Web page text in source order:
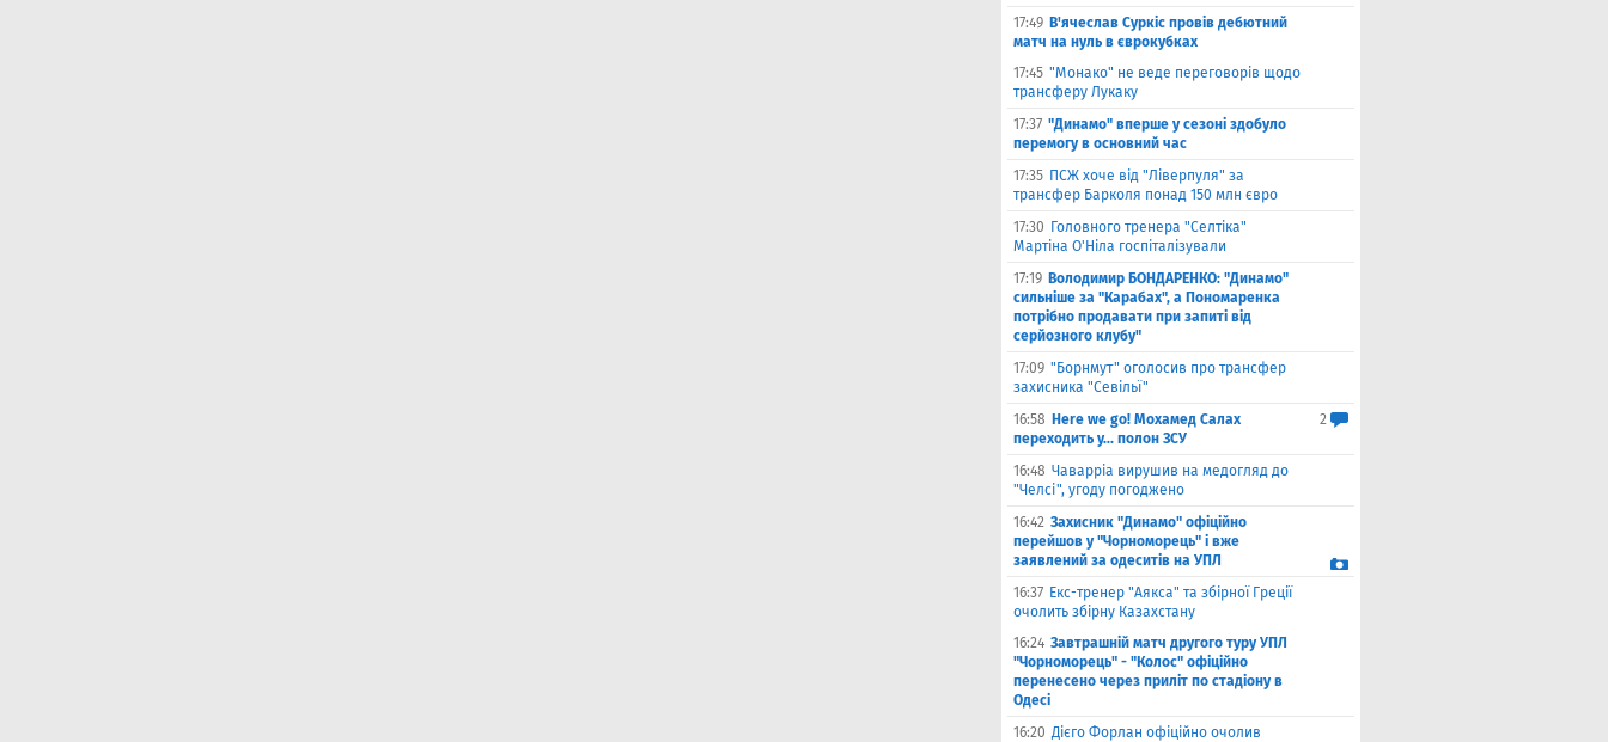
17:49 В'ячеслав Суркіс провів дебютний
матч на нуль в єврокубках
17:45 "Монако" не веде переговорів щодо
трансферу Лукаку
17:37 "Динамо" вперше у сезоні здобуло
перемогу в основний час
17:35 ПСЖ хоче від "Ліверпуля" за
трансфер Барколя понад 150 млн євро
17:30 Головного тренера "Селтіка"
Мартіна О'Ніла госпіталізували
17:19 Володимир БОНДАРЕНКО: "Динамо"
сильніше за "Карабах", а Пономаренка
потрібно продавати при запиті від
серйозного клубу"
17:09 "Борнмут" оголосив про трансфер
захисника "Севільї"
16:58 Here we go! Мохамед Салах
переходить у... полон ЗСУ
2
16:48 Чаварріа вирушив на медогляд до
"Челсі", угоду погоджено
16:42 Захисник "Динамо" офіційно
перейшов у "Чорноморець" і вже
заявлений за одеситів на УПЛ
16:37 Екс-тренер "Аякса" та збірної Греції
очолить збірну Казахстану
16:24 Завтрашній матч другого туру УПЛ
"Чорноморець" - "Колос" офіційно
перенесено через приліт по стадіону в
Одесі
16:20 Дієго Форлан офіційно очолив